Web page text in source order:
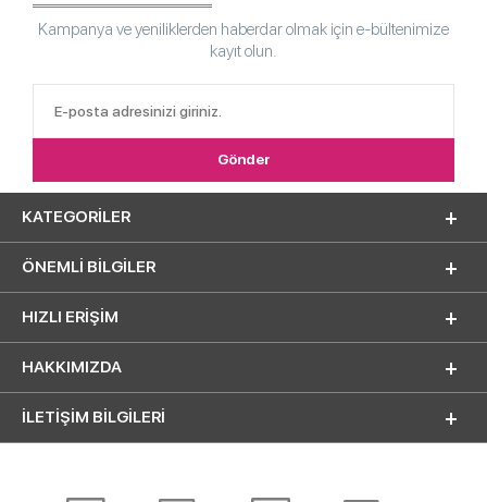
Kampanya ve yeniliklerden haberdar olmak için e-bültenimize
kayıt olun.
KATEGORILER
ÖNEMLI BILGILER
HIZLI ERIŞIM
HAKKIMIZDA
İLETİŞİM BİLGİLERİ